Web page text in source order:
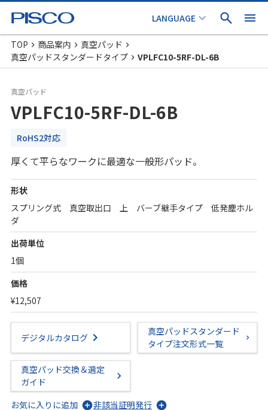
TOP 商品案内
真空パッド
真空パッドスタンダードタイプ
VPLFC10-5RF-DL-6B
真空パッド
VPLFC10-5RF-DL-6B
RoHS2対応
厚くて平らなワークに最適な一般形パッド。
形状
スプリング式 真空取出口 上 バーブ継手タイプ 低発塵ホル
ダ
出荷単位
1個
価格
¥12,507
デジタルカタログ
真空パッドスタンダード
タイプ注文形式一覧
真空パッド交換＆選定
ガイド
お気に入りに追加
非該当証明発行